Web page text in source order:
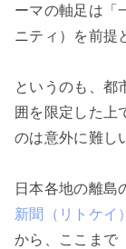
ーマの軸足は「
ニティ）を前提
というのも、都
囲を限定した上
のは意外に難し
日本各地の離島
新聞（リトケイ）
から、ここまで